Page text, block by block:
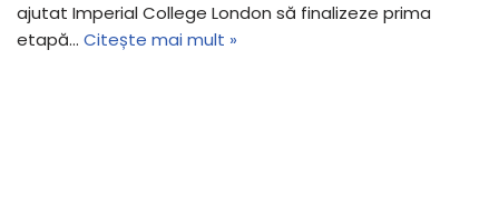
ajutat Imperial College London să finalizeze prima
etapă… Citește mai mult »